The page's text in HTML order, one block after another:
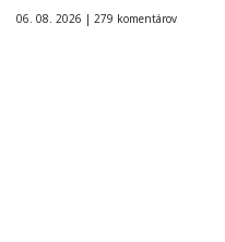
06. 08. 2026 | 279 komentárov